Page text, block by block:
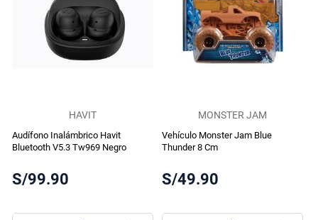
HAVIT
Audífono Inalámbrico Havit
Bluetooth V5.3 Tw969 Negro
S/99.90
MONSTER JAM
Vehículo Monster Jam Blue
Thunder 8 Cm
S/49.90